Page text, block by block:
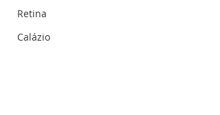
Retina
Calázio